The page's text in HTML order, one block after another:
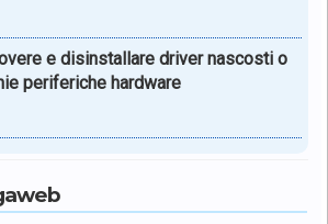
e disinstallare driver nascosti o
periferiche hardware